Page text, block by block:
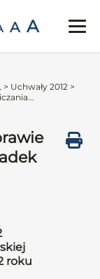
A A
> Uchwały 2012 >
roku